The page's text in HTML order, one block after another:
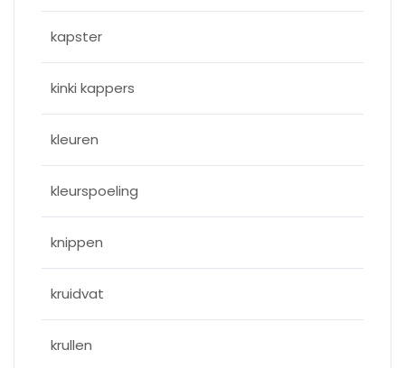
kapster
kinki kappers
kleuren
kleurspoeling
knippen
kruidvat
krullen